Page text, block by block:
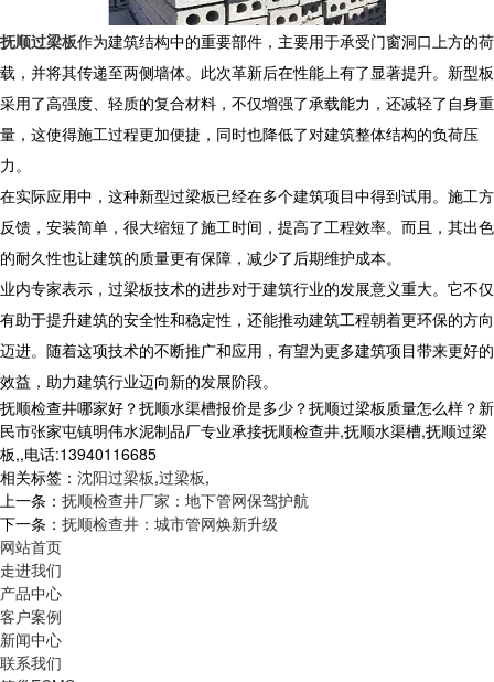
抚顺过梁板作为建筑结构中的重要部件，主要用于承受门窗洞口上方的荷
载，并将其传递至两侧墙体。此次革新后在性能上有了显著提升。新型板
采用了高强度、轻质的复合材料，不仅增强了承载能力，还减轻了自身重
量，这使得施工过程更加便捷，同时也降低了对建筑整体结构的负荷压
力。
在实际应用中，这种新型过梁板已经在多个建筑项目中得到试用。施工方
反馈，安装简单，很大缩短了施工时间，提高了工程效率。而且，其出色
的耐久性也让建筑的质量更有保障，减少了后期维护成本。
业内专家表示，过梁板技术的进步对于建筑行业的发展意义重大。它不仅
有助于提升建筑的安全性和稳定性，还能推动建筑工程朝着更环保的方向
迈进。随着这项技术的不断推广和应用，有望为更多建筑项目带来更好的
效益，助力建筑行业迈向新的发展阶段。
抚顺检查井哪家好？抚顺水渠槽报价是多少？抚顺过梁板质量怎么样？新
民市张家屯镇明伟水泥制品厂专业承接抚顺检查井,抚顺水渠槽,抚顺过梁
板,,电话:13940116685
相关标签： 沈阳过梁板,过梁板,
上一条： 抚顺检查井厂家：地下管网保驾护航
下一条： 抚顺检查井：城市管网焕新升级
网站首页
走进我们
产品中心
客户案例
新闻中心
联系我们